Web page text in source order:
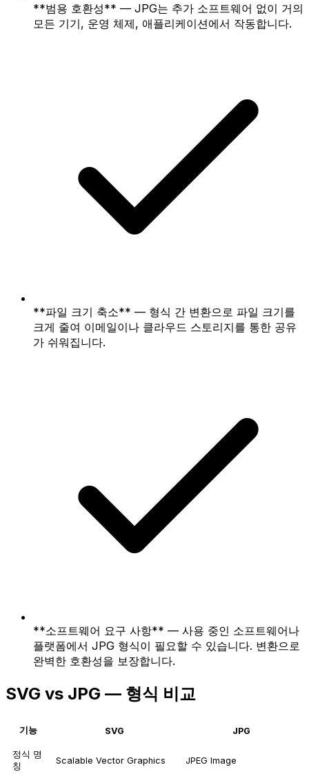
**범용 호환성** — JPG는 추가 소프트웨어 없이 거의
모든 기기, 운영 체제, 애플리케이션에서 작동합니다.
**파일 크기 축소** — 형식 간 변환으로 파일 크기를
크게 줄여 이메일이나 클라우드 스토리지를 통한 공유
가 쉬워집니다.
**소프트웨어 요구 사항** — 사용 중인 소프트웨어나
플랫폼에서 JPG 형식이 필요할 수 있습니다. 변환으로
완벽한 호환성을 보장합니다.
SVG vs JPG — 형식 비교
기능 SVG JPG
정식 명
칭
Scalable Vector Graphics JPEG Image